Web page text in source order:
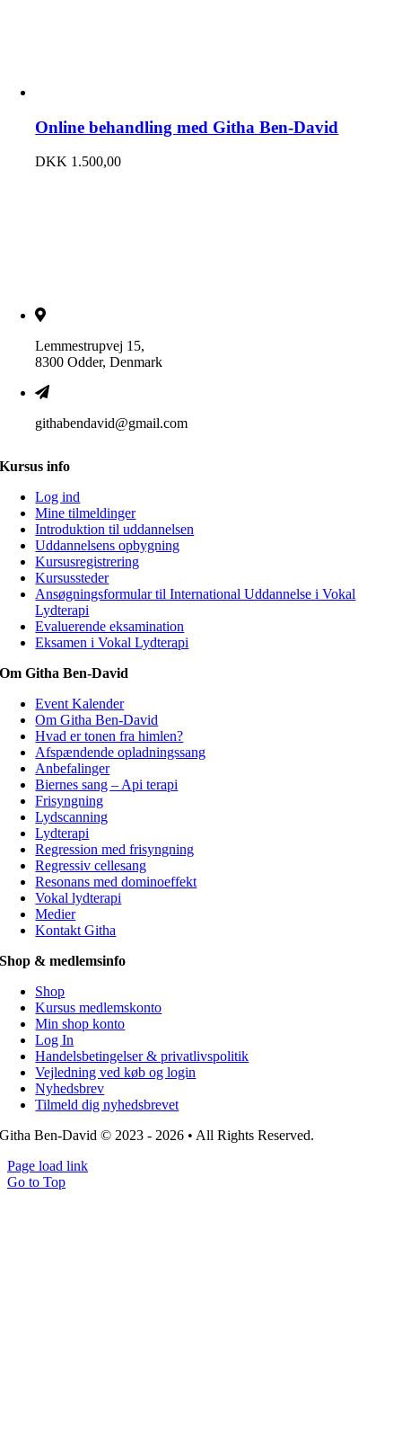
Online behandling med Githa Ben-David
DKK 1.500,00
Lemmestrupvej 15,
8300 Odder, Denmark
githabendavid@gmail.com
Kursus info
Log ind
Mine tilmeldinger
Introduktion til uddannelsen
Uddannelsens opbygning
Kursusregistrering
Kursussteder
Ansøgningsformular til International Uddannelse i Vokal
Lydterapi
Evaluerende eksamination
Eksamen i Vokal Lydterapi
Om Githa Ben-David
Event Kalender
Om Githa Ben-David
Hvad er tonen fra himlen?
Afspændende opladningssang
Anbefalinger
Biernes sang – Api terapi
Frisyngning
Lydscanning
Lydterapi
Regression med frisyngning
Regressiv cellesang
Resonans med dominoeffekt
Vokal lydterapi
Medier
Kontakt Githa
Shop & medlemsinfo
Shop
Kursus medlemskonto
Min shop konto
Log In
Handelsbetingelser & privatlivspolitik
Vejledning ved køb og login
Nyhedsbrev
Tilmeld dig nyhedsbrevet
Githa Ben-David © 2023 - 2026 • All Rights Reserved.
Page load link
Go to Top